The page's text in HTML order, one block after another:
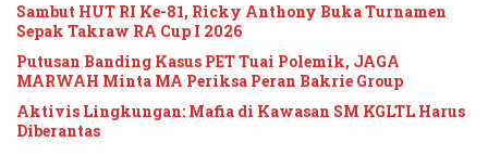
Sambut HUT RI Ke-81, Ricky Anthony Buka Turnamen
Sepak Takraw RA Cup I 2026
Putusan Banding Kasus PET Tuai Polemik, JAGA
MARWAH Minta MA Periksa Peran Bakrie Group
Aktivis Lingkungan: Mafia di Kawasan SM KGLTL Harus
Diberantas